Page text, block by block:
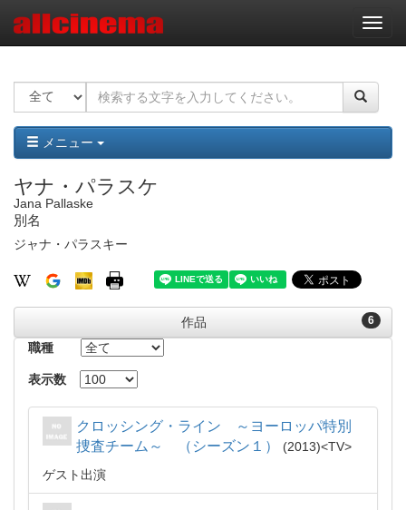
ナ
ビ
ー
ョ
ン
メニュー
ヤナ・パラスケ
Jana Pallaske
別名
ジャナ・パラスキー
6
作品
職種
表示数
クロッシング・ライン ～ヨーロッパ特別
捜査チーム～ （シーズン１）
2013
TV
ゲスト出演